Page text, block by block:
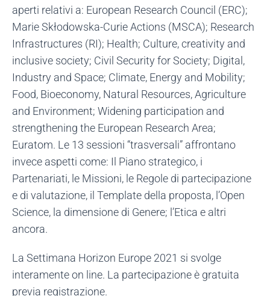
aperti relativi a: European Research Council (ERC);
Marie Skłodowska-Curie Actions (MSCA); Research
Infrastructures (RI); Health; Culture, creativity and
inclusive society; Civil Security for Society; Digital,
Industry and Space; Climate, Energy and Mobility;
Food, Bioeconomy, Natural Resources, Agriculture
and Environment; Widening participation and
strengthening the European Research Area;
Euratom. Le 13 sessioni “trasversali” affrontano
invece aspetti come: Il Piano strategico, i
Partenariati, le Missioni, le Regole di partecipazione
e di valutazione, il Template della proposta, l’Open
Science, la dimensione di Genere; l’Etica e altri
ancora.
La Settimana Horizon Europe 2021 si svolge
interamente on line. La partecipazione è gratuita
previa registrazione.